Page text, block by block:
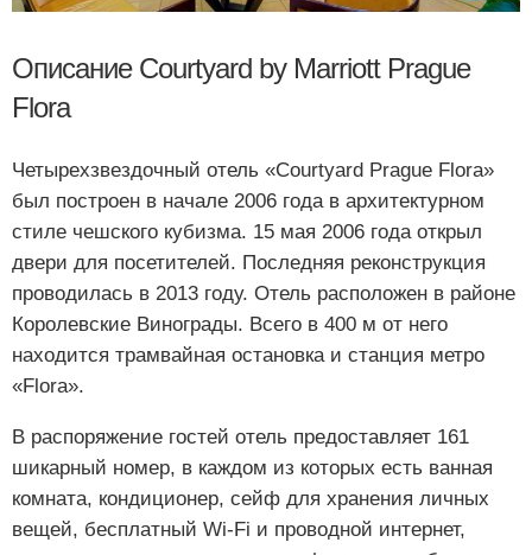
Описание Courtyard by Marriott Prague
Flora
Четырехзвездочный отель «Courtyard Prague Flora»
был построен в начале 2006 года в архитектурном
стиле чешского кубизма. 15 мая 2006 года открыл
двери для посетителей. Последняя реконструкция
проводилась в 2013 году. Отель расположен в районе
Королевские Винограды. Всего в 400 м от него
находится трамвайная остановка и станция метро
«Flora».
В распоряжение гостей отель предоставляет 161
шикарный номер, в каждом из которых есть ванная
комната, кондиционер, сейф для хранения личных
вещей, бесплатный Wi-Fi и проводной интернет,